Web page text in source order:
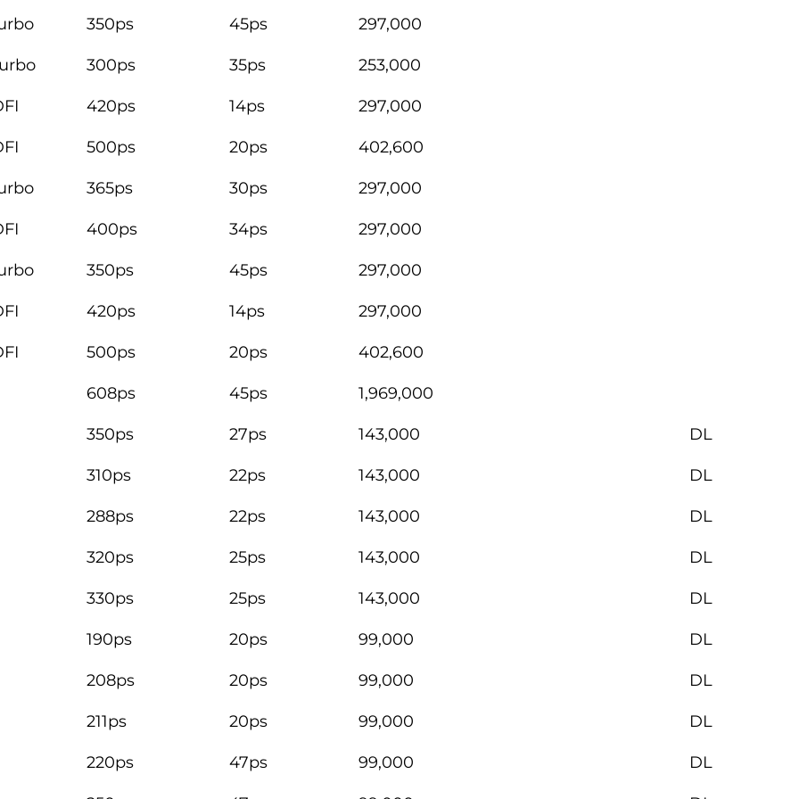
350ps 45ps 297,000
300ps 35ps 253,000
420ps 14ps 297,000
500ps 20ps 402,600
365ps 30ps 297,000
400ps 34ps 297,000
350ps 45ps 297,000
420ps 14ps 297,000
500ps 20ps 402,600
608ps 45ps 1,969,000
350ps 27ps 143,000 DL
310ps 22ps 143,000 DL
288ps 22ps 143,000 DL
320ps 25ps 143,000 DL
330ps 25ps 143,000 DL
190ps 20ps 99,000 DL
208ps 20ps 99,000 DL
211ps 20ps 99,000 DL
220ps 47ps 99,000 DL